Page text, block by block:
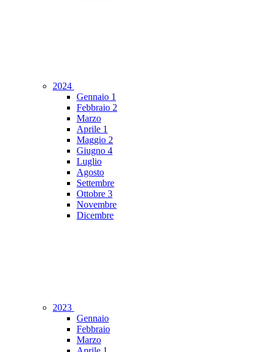
2024
Gennaio 1
Febbraio 2
Marzo
Aprile 1
Maggio 2
Giugno 4
Luglio
Agosto
Settembre
Ottobre 3
Novembre
Dicembre
2023
Gennaio
Febbraio
Marzo